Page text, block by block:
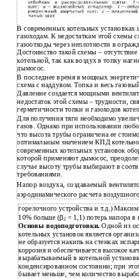
В современных котельных установках
газоходам. К недостаткам этой схемы
газоотходы через неплотности в
Достоинство такой схемы –
котельной, так как воздух в топку
дымосос.
В последнее время в мощных
схема с наддувом. Топка и весь
Давление создается мощными
недостаток этой схемы – трудности,
герметичности топки и газоходов
Для получения тяги необходимо
газов. Однако при использовании
что высота трубы ограничена ее
оптимальным значением КПД
современных котельных установок
которой применяют дымосос,
случае высоту трубы выбирают в
требованиями.
Напор воздуха, создаваемый
аэродинамического расчета
горелочного устройства и т.д.)
10% больше (β2 = 1,1) потерь напора в
Основы водоподготовки.Одной из
котельных установок является
не образуется накипь на стенках
коррозия и обеспечивается высокое
вырабатываемый в котельной
конденсированном состоянии; при
бывает меньше, чем количество